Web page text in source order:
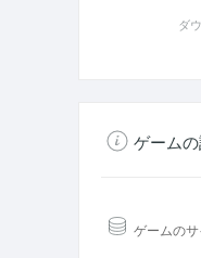
ダ
ゲーム
ゲームの